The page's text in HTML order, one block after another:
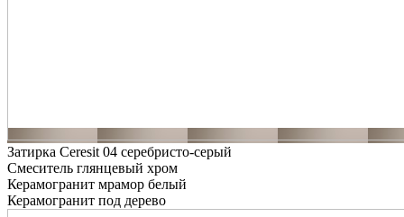
Затирка Ceresit 04 серебристо-серый
Смеситель глянцевый хром
Керамогранит мрамор белый
Керамогранит под дерево